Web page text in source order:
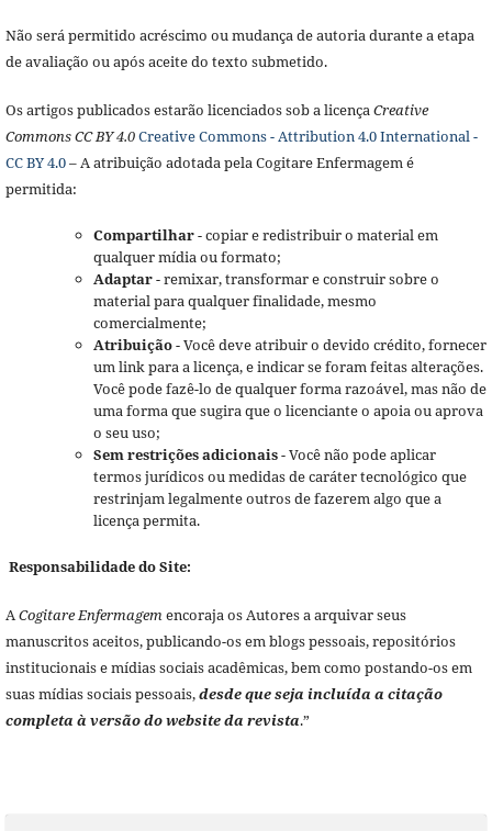
Não será permitido acréscimo ou mudança de autoria durante a etapa
de avaliação ou após aceite do texto submetido.
Os artigos publicados estarão licenciados sob a licençaCreative
Commons CC BY 4.0Creative Commons - Attribution 4.0 International -
CC BY 4.0– A atribuição adotada pela Cogitare Enfermagem é
permitida:
Compartilhar- copiar e redistribuir o material em
qualquer mídia ou formato;
Adaptar- remixar, transformar e construir sobre o
material para qualquer finalidade, mesmo
comercialmente;
Atribuição- Você deve atribuir o devido crédito, fornecer
um link para a licença, e indicar se foram feitas alterações.
Você pode fazê-lo de qualquer forma razoável, mas não de
uma forma que sugira que o licenciante o apoia ou aprova
o seu uso;
Sem restrições adicionais- Você não pode aplicar
termos jurídicos ou medidas de caráter tecnológico que
restrinjam legalmente outros de fazerem algo que a
licença permita.
Responsabilidade do Site:
ACogitare Enfermagemencoraja os Autores a arquivar seus
manuscritos aceitos, publicando-os em blogs pessoais, repositórios
institucionais e mídias sociais acadêmicas, bem como postando-os em
suas mídias sociais pessoais,desde que seja incluída a citação
completa à versão do website da revista.”